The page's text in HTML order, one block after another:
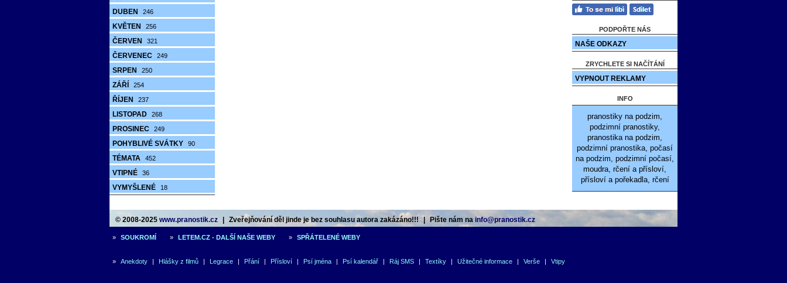
DUBEN 246
KVĚTEN 256
ČERVEN 321
ČERVENEC 249
SRPEN 250
ZÁŘÍ 254
ŘÍJEN 237
LISTOPAD 268
PROSINEC 249
POHYBLIVÉ SVÁTKY 90
TÉMATA 452
VTIPNÉ 36
VYMYŠLENÉ 18
PODPOŘTE NÁS
NAŠE ODKAZY
ZRYCHLETE SI NAČÍTÁNÍ
VYPNOUT REKLAMY
INFO
pranostiky na podzim,
podzimní pranostiky,
pranostika na podzim,
podzimní pranostika, počasí
na podzim, podzimní počasí,
moudra, rčení a přísloví,
přísloví a pořekadla, rčení
© 2008-2025 www.pranostik.cz Zveřejňování děl jinde je bez souhlasu autora zakázáno!!! | Pište nám na info@pranostik.cz
» SOUKROMÍ » LETEM.CZ - DALŠÍ NAŠE WEBY » SPŘÁTELENÉ WEBY
» Anekdoty | Hlášky z filmů | Legrace | Přání | Přísloví | Psí jména | Psí kalendář | Ráj SMS | Textíky | Užitečné informace | Verše | Vtipy